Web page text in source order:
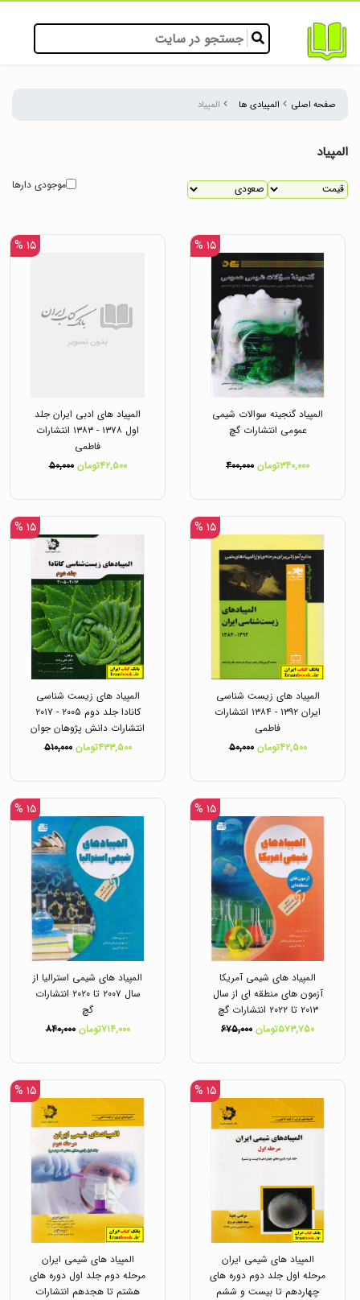
صفحه اصلی المپیادی ها المپیاد
المپیاد
موجودی دارها
۱۵ %
المپیاد گنجینه سوالات شیمی
عمومی انتشارات گچ
۳۴۰,۰۰۰تومان ۴۰۰,۰۰۰
۱۵ %
المپیاد های ادبی ایران جلد
اول ۱۳۷۸ - ۱۳۸۳ انتشارات
فاطمی
۴۲,۵۰۰تومان
۵۰,۰۰۰
۱۵ %
المپیاد های زیست شناسی
ایران ۱۳۹۲ - ۱۳۸۴ انتشارات
فاطمی
۴۲,۵۰۰تومان
۵۰,۰۰۰
۱۵ %
المپیاد های زیست شناسی
کانادا جلد دوم ۲۰۰۵ - ۲۰۱۷
انتشارات دانش پژوهان جوان
۴۳۳,۵۰۰تومان
۵۱۰,۰۰۰
۱۵ %
المپیاد های شیمی آمریکا
آزمون های منطقه ای از سال
۲۰۱۳ تا ۲۰۲۲ انتشارات گچ
۵۷۳,۷۵۰تومان
۶۷۵,۰۰۰
۱۵ %
المپیاد های شیمی استرالیا از
سال ۲۰۰۷ تا ۲۰۲۰ انتشارات
گچ
۷۱۴,۰۰۰تومان
۸۴۰,۰۰۰
۱۵ %
المپیاد های شیمی ایران
مرحله اول جلد دوم دوره های
چهاردهم تا بیست و ششم
۱۵ %
المپیاد های شیمی ایران
مرحله دوم جلد اول دوره های
هشتم تا هجدهم انتشارات